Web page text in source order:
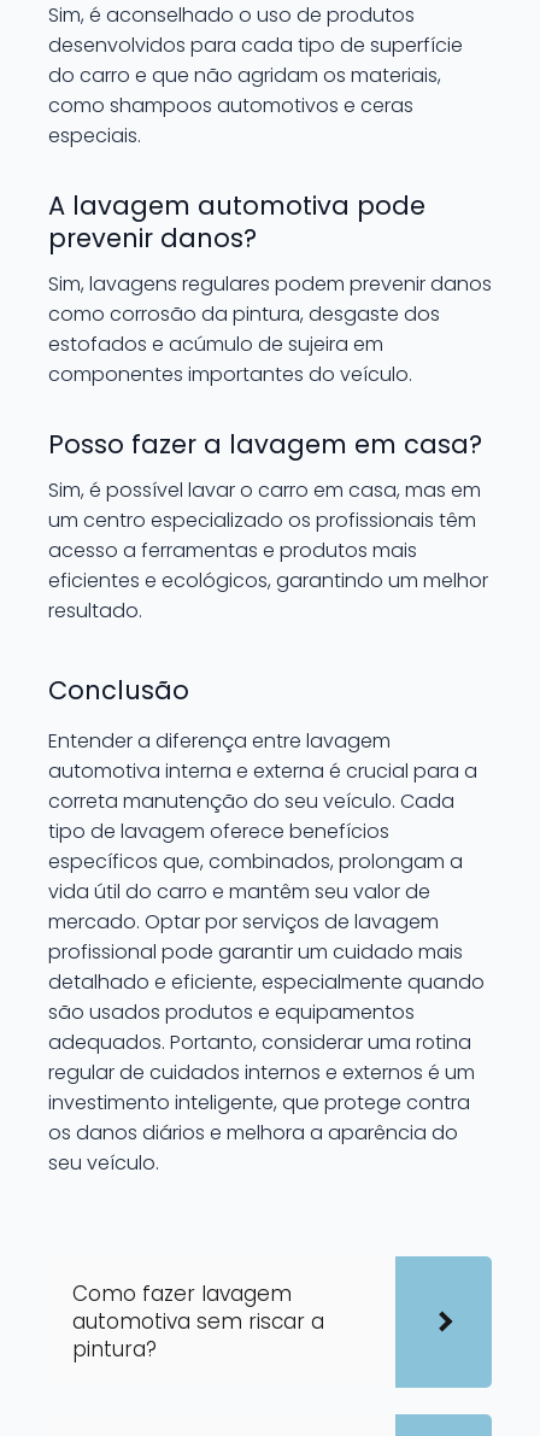
Sim, é aconselhado o uso de produtos
desenvolvidos para cada tipo de superfície
do carro e que não agridam os materiais,
como shampoos automotivos e ceras
especiais.
A lavagem automotiva pode
prevenir danos?
Sim, lavagens regulares podem prevenir danos
como corrosão da pintura, desgaste dos
estofados e acúmulo de sujeira em
componentes importantes do veículo.
Posso fazer a lavagem em casa?
Sim, é possível lavar o carro em casa, mas em
um centro especializado os profissionais têm
acesso a ferramentas e produtos mais
eficientes e ecológicos, garantindo um melhor
resultado.
Conclusão
Entender a diferença entre lavagem
automotiva interna e externa é crucial para a
correta manutenção do seu veículo. Cada
tipo de lavagem oferece benefícios
específicos que, combinados, prolongam a
vida útil do carro e mantêm seu valor de
mercado. Optar por serviços de lavagem
profissional pode garantir um cuidado mais
detalhado e eficiente, especialmente quando
são usados produtos e equipamentos
adequados. Portanto, considerar uma rotina
regular de cuidados internos e externos é um
investimento inteligente, que protege contra
os danos diários e melhora a aparência do
seu veículo.
Como fazer lavagem
automotiva sem riscar a
pintura?